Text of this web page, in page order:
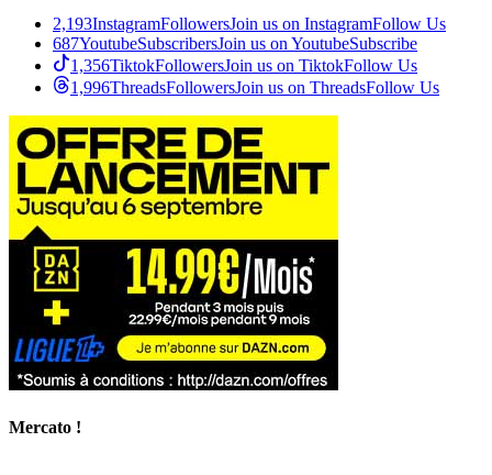
2,193InstagramFollowersJoin us on InstagramFollow Us
687YoutubeSubscribersJoin us on YoutubeSubscribe
1,356TiktokFollowersJoin us on TiktokFollow Us
1,996ThreadsFollowersJoin us on ThreadsFollow Us
Mercato !